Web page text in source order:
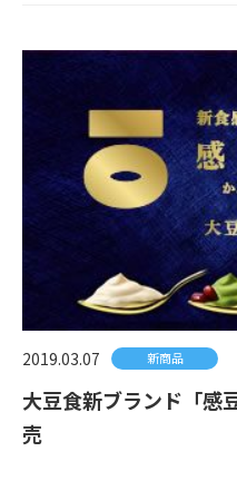
2019.03.07 新商品
大豆食新ブランド「感
売